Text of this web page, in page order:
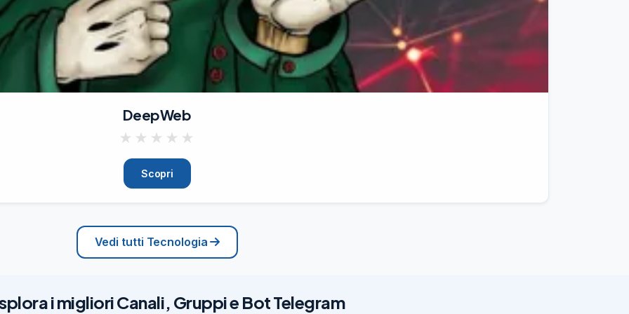
DeepWeb
★ ★ ★ ★ ★
Scopri
Vedi tutti Tecnologia
i migliori Canali, Gruppi e Bot Telegram